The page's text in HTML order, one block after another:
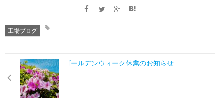
工場ブログ
ゴールデンウィーク休業のお知らせ